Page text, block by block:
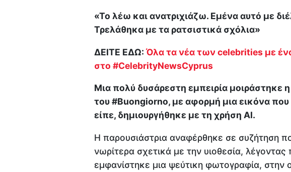
«Το λέω και ανατριχιάζω. Εμένα αυτό με
Τρελάθηκα με τα ρατσιστικά σχόλια»
ΔΕΙΤΕ ΕΔΩ: Όλα τα νέα των celebrities με
στο #CelebrityNewsCyprus
Μια πολύ δυσάρεστη εμπειρία μοιράστηκε
του #Buongiorno, με αφορμή μια εικόνα
είπε, δημιουργήθηκε με τη χρήση AI.
Η παρουσιάστρια αναφέρθηκε σε συζήτηση
νωρίτερα σχετικά με την υιοθεσία,
εμφανίστηκε μια ψεύτικη φωτογραφία, στην